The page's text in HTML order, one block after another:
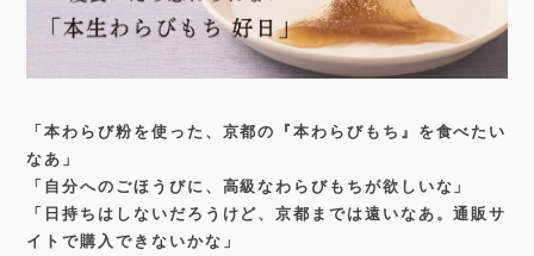
「本わらび粉を使った、京都の『本わらびもち』を食べたい
なあ」
「自分へのごほうびに、高級なわらびもちが欲しいな」
「日持ちはしないだろうけど、京都までは遠いなあ。通販サ
イトで購入できないかな」